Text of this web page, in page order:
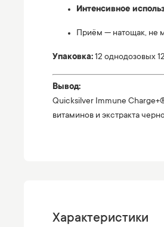
Интенсивное
Приём — натощак, не
Упаковка:12 однодозовых
Вывод:
Quicksilver Immune
витаминов и экстракта
Характеристики